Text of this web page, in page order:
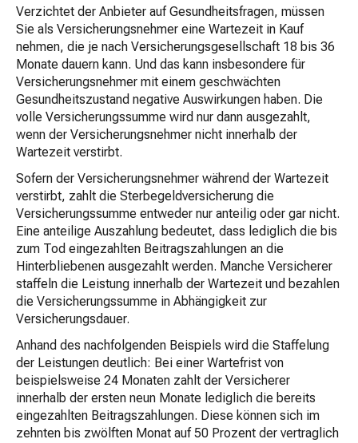
Verzichtet der Anbieter auf Gesundheitsfragen, müssen
Sie als Versicherungsnehmer eine Wartezeit in Kauf
nehmen, die je nach Versicherungsgesellschaft 18 bis 36
Monate dauern kann. Und das kann insbesondere für
Versicherungsnehmer mit einem geschwächten
Gesundheitszustand negative Auswirkungen haben. Die
volle Versicherungssumme wird nur dann ausgezahlt,
wenn der Versicherungsnehmer nicht innerhalb der
Wartezeit verstirbt.
Sofern der Versicherungsnehmer während der Wartezeit
verstirbt, zahlt die Sterbegeldversicherung die
Versicherungssumme entweder nur anteilig oder gar nicht.
Eine anteilige Auszahlung bedeutet, dass lediglich die bis
zum Tod eingezahlten Beitragszahlungen an die
Hinterbliebenen ausgezahlt werden. Manche Versicherer
staffeln die Leistung innerhalb der Wartezeit und bezahlen
die Versicherungssumme in Abhängigkeit zur
Versicherungsdauer.
Anhand des nachfolgenden Beispiels wird die Staffelung
der Leistungen deutlich: Bei einer Wartefrist von
beispielsweise 24 Monaten zahlt der Versicherer
innerhalb der ersten neun Monate lediglich die bereits
eingezahlten Beitragszahlungen. Diese können sich im
zehnten bis zwölften Monat auf 50 Prozent der vertraglich